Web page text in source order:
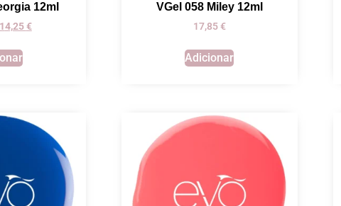
12ml
14,25€
VGel 058 Miley 12ml
17,85€
Adicionar